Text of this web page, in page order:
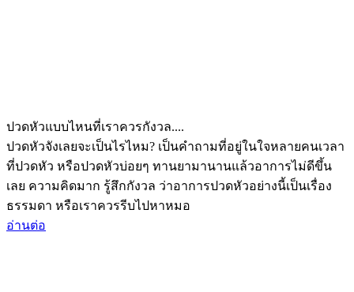
ปวดหัวแบบไหนที่เราควรกังวล....
ปวดหัวจังเลยจะเป็นไรไหม? เป็นคำถามที่อยู่ในใจหลายคนเวลา
ที่ปวดหัว หรือปวดหัวบ่อยๆ ทานยามานานแล้วอาการไม่ดีขึ้น
เลย ความคิดมาก รู้สึกกังวล ว่าอาการปวดหัวอย่างนี้เป็นเรื่อง
ธรรมดา หรือเราควรรีบไปหาหมอ
อ่านต่อ